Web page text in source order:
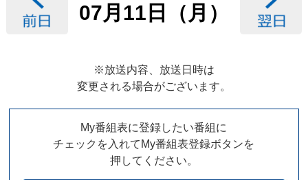
07月11日（月）
※放送内容、放送日時は
変更される場合がございます。
My番組表に登録したい番組に
チェックを入れてMy番組表登録ボタンを
押してください。